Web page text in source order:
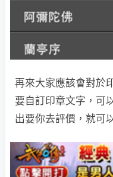
再來大家應該會對於
要自訂印章文字，可
出要你去評價，就可